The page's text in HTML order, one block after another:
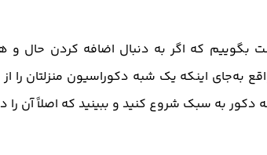
بگوییم که اگر به دنبال اضافه کردن حال و
به‌جای اینکه یک شبه دکوراسیون منزلتان را
دکور به سبک شروع کنید و ببینید که اصلاً آن را